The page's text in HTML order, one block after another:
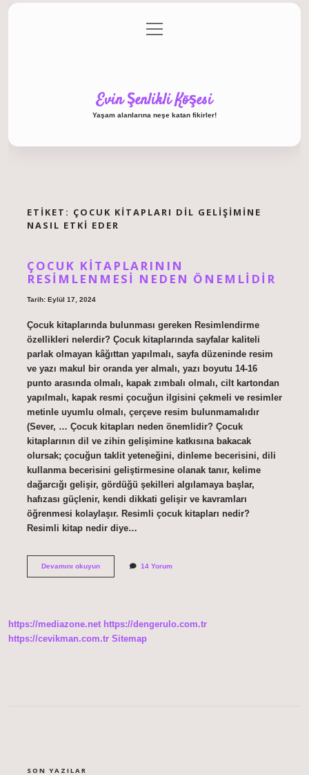
Gizlilik Politikası
menüyü
aç
Evin Şenlikli Köşesi
Yaşam alanlarına neşe katan fikirler!
ETIKET: ÇOCUK KITAPLARI DIL GELIŞIMINE
NASIL ETKI EDER
ÇOCUK KITAPLARININ
RESIMLENMESI NEDEN ÖNEMLIDIR
Tarih: Eylül 17, 2024
Çocuk kitaplarında bulunması gereken Resimlendirme
özellikleri nelerdir? Çocuk kitaplarında sayfalar kaliteli
parlak olmayan kâğıttan yapılmalı, sayfa düzeninde resim
ve yazı makul bir oranda yer almalı, yazı boyutu 14-16
punto arasında olmalı, kapak zımbalı olmalı, cilt kartondan
yapılmalı, kapak resmi çocuğun ilgisini çekmeli ve resimler
metinle uyumlu olmalı, çerçeve resim bulunmamalıdır
(Sever, … Çocuk kitapları neden önemlidir? Çocuk
kitaplarının dil ve zihin gelişimine katkısına bakacak
olursak; çocuğun taklit yeteneğini, dinleme becerisini, dili
kullanma becerisini geliştirmesine olanak tanır, kelime
dağarcığı gelişir, gördüğü şekilleri algılamaya başlar,
hafızası güçlenir, kendi dikkati gelişir ve kavramları
öğrenmesi kolaylaşır. Resimli çocuk kitapları nedir?
Resimli kitap nedir diye…
Devamını okuyunÇocuk
14 Yorum
https://mediazone.net https://dengerulo.com.tr
https://cevikman.com.tr Sitemap
SON YAZILAR